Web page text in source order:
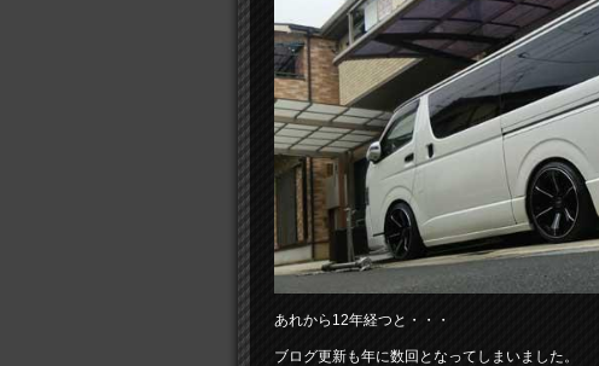
あれから12年経つと・・・
ブログ更新も年に数回となってしまいました。